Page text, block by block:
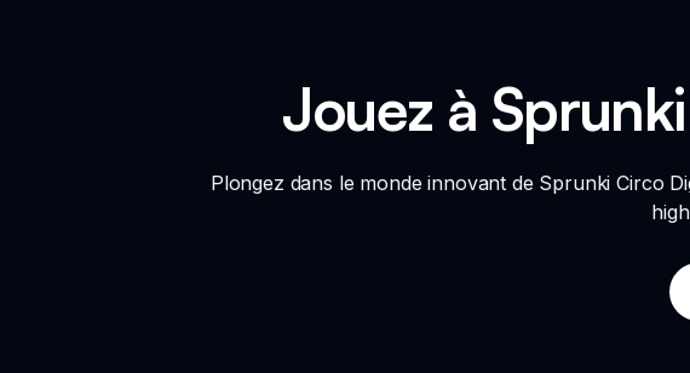
Jouez à
Plongez dans le monde innovant de Sprunki Circo